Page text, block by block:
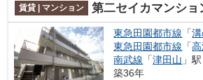
賃貸 | マンション 第二セイカマンショ
東急田園都市線 「
東急田園都市線 「
南武線 「津田山 」
築36年